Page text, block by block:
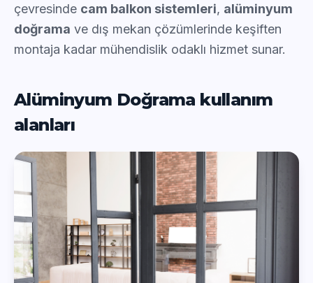
çevresinde cam balkon sistemleri, alüminyum
doğrama ve dış mekan çözümlerinde keşiften
montaja kadar mühendislik odaklı hizmet sunar.
Alüminyum Doğrama kullanım
alanları